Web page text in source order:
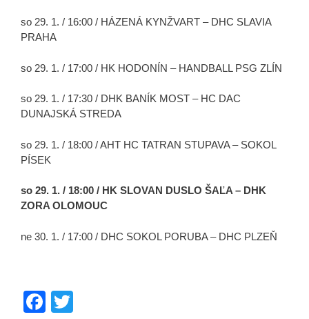
so 29. 1. / 16:00 / HÁZENÁ KYNŽVART – DHC SLAVIA
PRAHA
so 29. 1. / 17:00 / HK HODONÍN – HANDBALL PSG ZLÍN
so 29. 1. / 17:30 / DHK BANÍK MOST – HC DAC
DUNAJSKÁ STREDA
so 29. 1. / 18:00 /AHT HC TATRAN STUPAVA – SOKOL
PÍSEK
so 29. 1. / 18:00 / HK SLOVAN DUSLO ŠAĽA – DHK
ZORA OLOMOUC
ne 30. 1. / 17:00 / DHC SOKOL PORUBA – DHC PLZEŇ
F